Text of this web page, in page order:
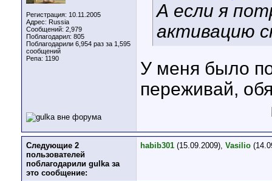
Регистрация: 10.11.2005
Адрес: Russia
Сообщений: 2,979
Поблагодарил: 805
Поблагодарили 6,954 раз за 1,595
сообщений
Репа: 1190
А если я
активацию
У меня было
переживай,
Следующие 2
пользователей
поблагодарили gulka за
это сообщение:
habib301 (15.09.2009), Vasilio